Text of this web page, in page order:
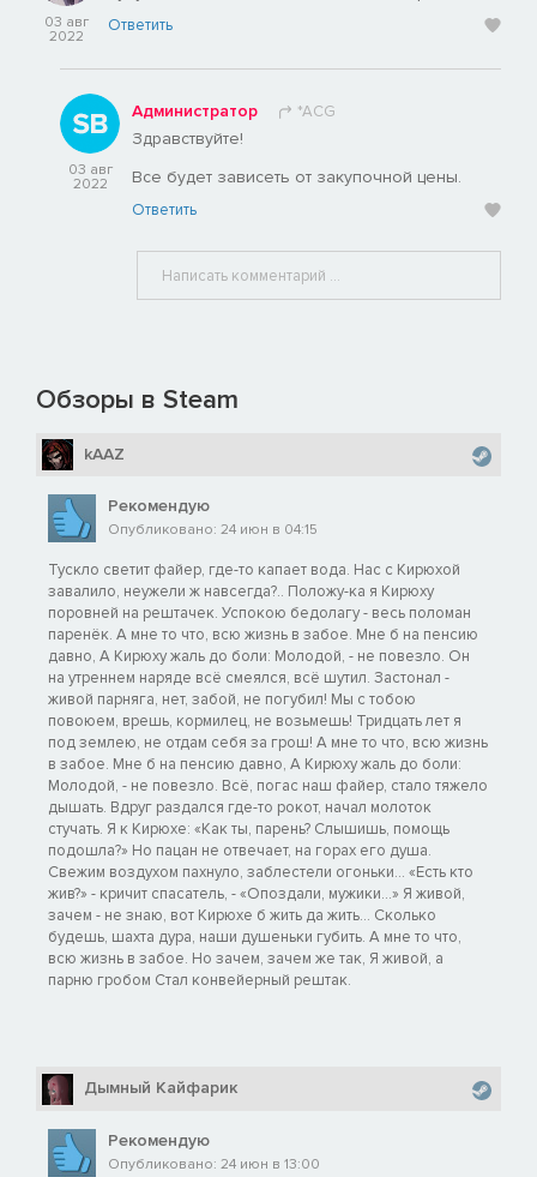
03 авг
2022
Ответить
03 авг
2022
Администратор *ACG
Здравствуйте!
Все будет зависеть от закупочной цены.
Ответить
Обзоры в Steam
kAAZ
Рекомендую
Опубликовано: 24 июн в 04:15
Тускло светит файер, где-то капает вода. Нас с Кирюхой
завалило, неужели ж навсегда?.. Положу-ка я Кирюху
поровней на рештачек. Успокою бедолагу - весь поломан
паренёк. А мне то что, всю жизнь в забое. Мне б на пенсию
давно, А Кирюху жаль до боли: Молодой, - не повезло. Он
на утреннем наряде всё смеялся, всё шутил. Застонал -
живой парняга, нет, забой, не погубил! Мы с тобою
повоюем, врешь, кормилец, не возьмешь! Тридцать лет я
под землею, не отдам себя за грош! А мне то что, всю жизнь
в забое. Мне б на пенсию давно, А Кирюху жаль до боли:
Молодой, - не повезло. Всё, погас наш файер, стало тяжело
дышать. Вдруг раздался где-то рокот, начал молоток
стучать. Я к Кирюхе: «Как ты, парень? Слышишь, помощь
подошла?» Но пацан не отвечает, на горах его душа.
Свежим воздухом пахнуло, заблестели огоньки... «Есть кто
жив?» - кричит спасатель, - «Опоздали, мужики...» Я живой,
зачем - не знаю, вот Кирюхе б жить да жить... Сколько
будешь, шахта дура, наши душеньки губить. А мне то что,
всю жизнь в забое. Но зачем, зачем же так, Я живой, а
парню гробом Стал конвейерный рештак.
Дымный Кайфарик
Рекомендую
Опубликовано: 24 июн в 13:00